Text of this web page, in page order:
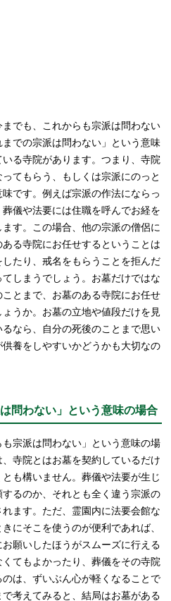
でも、これからも宗派は問わない
での宗派は問わない」という意味
る寺院があります。つまり、寺院
てもらう、もしくは宗派にのっと
です。例えば宗派の作法にならっ
儀や法要には住職を呼んでお経を
す。この場合、他の宗派の僧侶に
る寺院にお任せするということは
たり、戒名をもらうことを拒んだ
しまうでしょう。お墓だけではな
とまで、お墓のある寺院にお任せ
うか。お墓の立地や値段だけを見
なら、自分の死後のことまで思い
養をしやすいかどうかも大切なの
問わない」という意味の場合
宗派は問わない」という意味の場
寺院とはお墓を契約しているだけ
も構いません。葬儀や法要が生じ
るのか、それとも全く違う宗派の
ます。ただ、霊園内に法要会館な
にそこを使うのが便利であれば、
願いしたほうがスムーズに行える
てもよかったり、葬儀をその寺院
は、ずいぶん心が軽くなることで
考えてみると、結局はお墓がある